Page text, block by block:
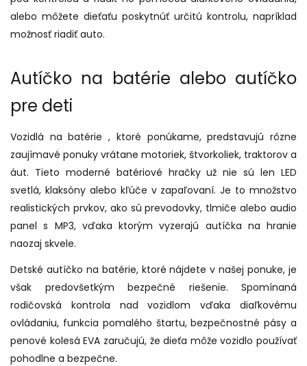
alebo môžete dieťaťu poskytnúť určitú kontrolu, napríklad
možnosť riadiť auto.
Autíčko na batérie alebo autíčko
pre deti
Vozidlá na batérie , ktoré ponúkame, predstavujú rôzne
zaujímavé ponuky vrátane motoriek, štvorkoliek, traktorov a
áut. Tieto moderné batériové hračky už nie sú len LED
svetlá, klaksóny alebo kľúče v zapaľovaní. Je to množstvo
realistických prvkov, ako sú prevodovky, tlmiče alebo audio
panel s MP3, vďaka ktorým vyzerajú autíčka na hranie
naozaj skvele.
Detské autíčko na batérie, ktoré nájdete v našej ponuke, je
však predovšetkým bezpečné riešenie. Spomínaná
rodičovská kontrola nad vozidlom vďaka diaľkovému
ovládaniu, funkcia pomalého štartu, bezpečnostné pásy a
penové kolesá EVA zaručujú, že dieťa môže vozidlo používať
pohodlne a bezpečne.